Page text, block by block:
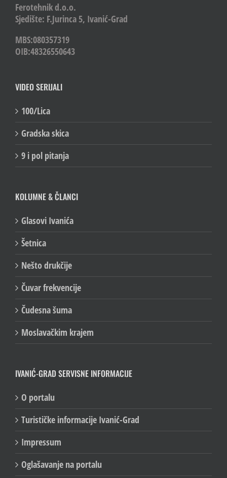
Ferotehnik d.o.o.
Sjedište: F.Jurinca 5, Ivanić-Grad
MBS:080357319
OIB:48326550643
VIDEO SERIJALI
100/Lica
Gradska skica
9 i pol pitanja
KOLUMNE & ČLANCI
Glasovi Ivanića
Šetnica
Nešto drukčije
Čuvar frekvencije
Čudesna šuma
Moslavačkim krajem
IVANIĆ-GRAD SERVISNE INFORMACIJE
O portalu
Turističke informacije Ivanić-Grad
Impressum
Oglašavanje na portalu